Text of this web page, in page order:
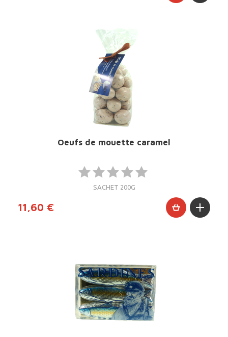
Oeufs de mouette caramel
SACHET 200G
11,60 €